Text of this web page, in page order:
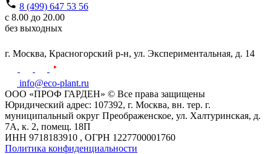
8 (499) 647 53 56
с 8.00 до 20.00
без выходных
г. Москва, Красногорский р-н, ул. Экспериментальная, д. 14
info@eco-plant.ru
ООО «ПРОФ ГАРДЕН» © Все права защищены
Юридический адрес: 107392, г. Москва, вн. тер. г.
муниципальный округ Преображенское, ул. Халтуринская, д.
7А, к. 2, помещ. 18П
ИНН 9718183910 , ОГРН 1227700001760
Политика конфиденциальности